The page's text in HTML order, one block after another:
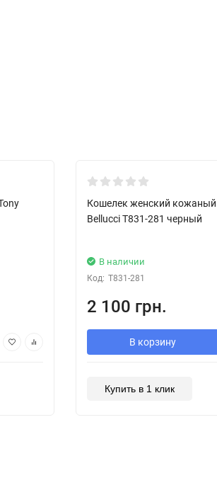
Хит!
Кошелек женский кожаный
Bellucci T831-281 черный
В наличии
Код: T831-281
2 100 грн.
В корзину
Купить в 1 клик